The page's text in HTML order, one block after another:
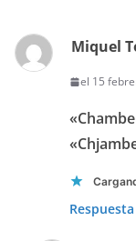
Miquel
el 15
Respuesta